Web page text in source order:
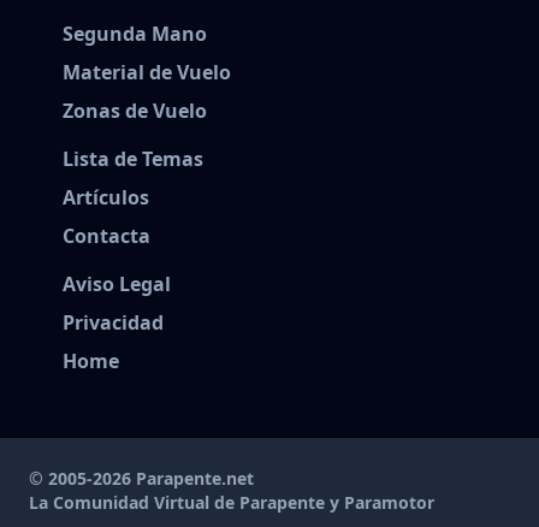
Segunda Mano
Material de Vuelo
Zonas de Vuelo
Lista de Temas
Artículos
Contacta
Aviso Legal
Privacidad
Home
© 2005-2026 Parapente.net
La Comunidad Virtual de Parapente y Paramotor